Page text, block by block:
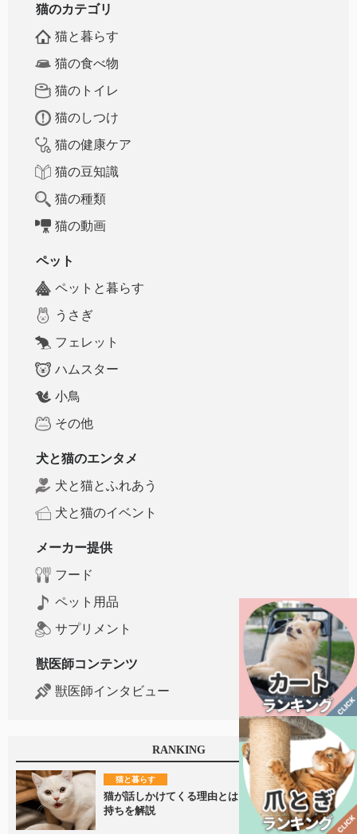
猫のカテゴリ
猫と暮らす
猫の食べ物
猫のトイレ
猫のしつけ
猫の健康ケア
猫の豆知識
猫の種類
猫の動画
ペット
ペットと暮らす
うさぎ
フェレット
ハムスター
小鳥
その他
犬と猫のエンタメ
犬と猫とふれあう
犬と猫のイベント
メーカー提供
フード
ペット用品
サプリメント
獣医師コンテンツ
獣医師インタビュー
RANKING
猫と暮らす
猫が話しかけてくる理由とは？鳴き声に隠れた気
持ちを解説